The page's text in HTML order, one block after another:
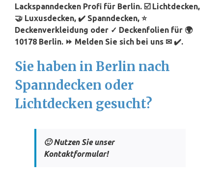
Lackspanndecken Profi für Berlin. ☑️ Lichtdecken,
🤝 Luxusdecken, ✔️ Spanndecken, ⭐
Deckenverkleidung oder ✓ Deckenfolien für 🌍
10178 Berlin. ⏩ Melden Sie sich bei uns ✉ ✔️.
Sie haben in Berlin nach
Spanndecken oder
Lichtdecken gesucht?
🙂 Nutzen Sie unser
Kontaktformular!